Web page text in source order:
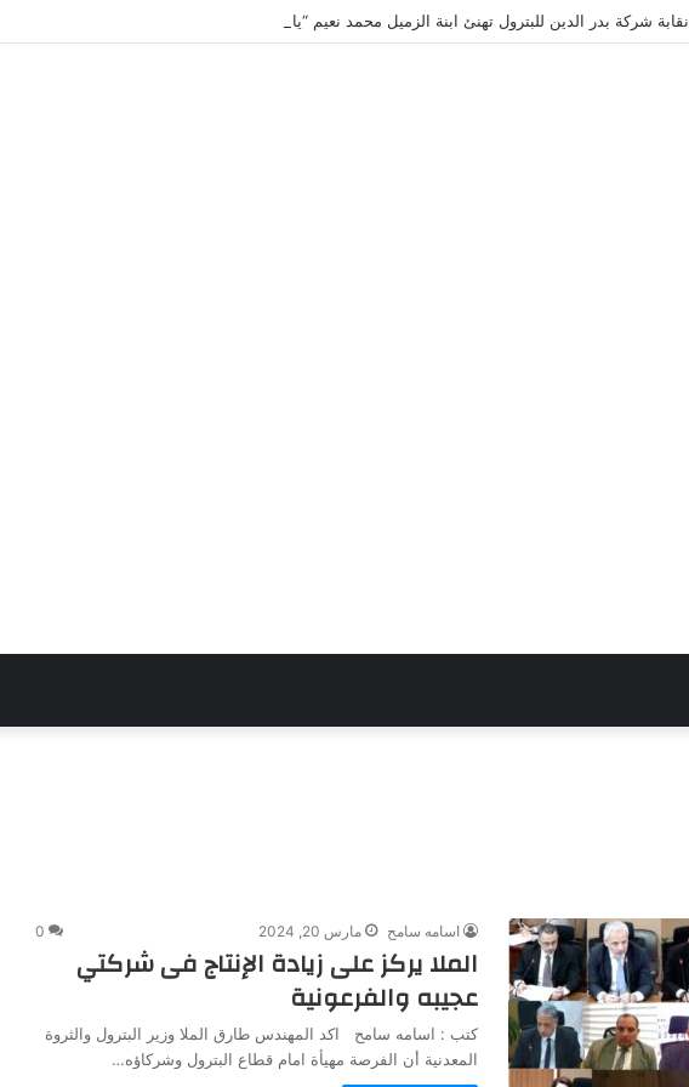
نقابة شركة بدر الدين للبترول تهنئ ابنة الزميل محمد نعيم “ياسمين” بتخرجها وتفوقها
اسامه سامح مارس 20, 2024 0
الملا يركز على زيادة الإنتاج فى شركتي
عجيبه والفرعونية
كتب : اسامه سامح اكد المهندس طارق الملا وزير البترول والثروة
المعدنية أن الفرصة مهيأة امام قطاع البترول وشركاؤه…